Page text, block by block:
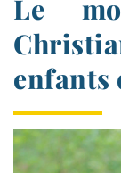
Le
enfants